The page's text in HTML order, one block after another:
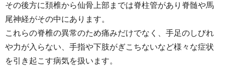
その後方に頚椎から仙骨上部までは脊柱管があり脊髄や馬
尾神経がその中にあります。
これらの脊椎の異常のため痛みだけでなく、手足のしびれ
や力が入らない、手指や下肢がぎこちないなど様々な症状
を引き起こす病気を扱います。